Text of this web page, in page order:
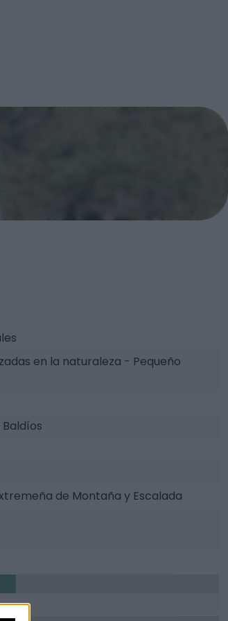
en la naturaleza - Pequeño
de Montaña y Escalada